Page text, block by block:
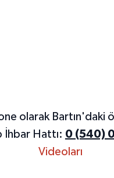
olarak Bartın'daki
İhbar Hattı: 0 (540)
Videoları